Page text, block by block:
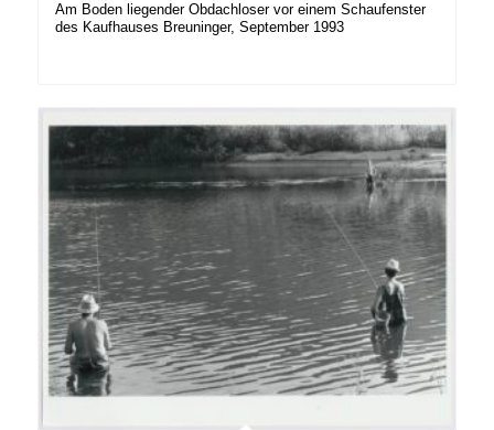
Am Boden liegender Obdachloser vor einem Schaufenster
des Kaufhauses Breuninger, September 1993